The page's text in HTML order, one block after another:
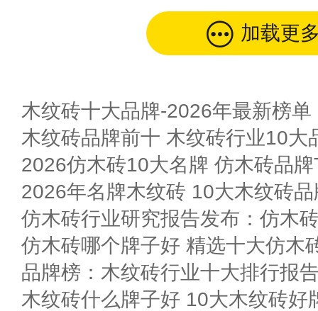
加载更
木纹砖十大品牌-2026年最新榜单
木纹砖品牌前十 木纹砖行业10大
2026仿木砖10大名牌 仿木砖品
2026年名牌木纹砖 10大木纹砖
仿木砖行业研究报告发布：仿木
仿木砖哪个牌子好 精选十大仿木
木纹砖什么牌子好 10大木纹砖好